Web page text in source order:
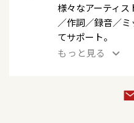
様々なアーティ
／作詞／録音／
てサポート。
もっと見る